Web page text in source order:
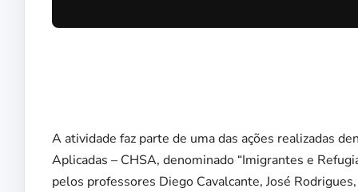
A atividade faz parte de uma das ações realizadas
Aplicadas – CHSA, denominado “Imigrantes e
pelos professores Diego Cavalcante, José